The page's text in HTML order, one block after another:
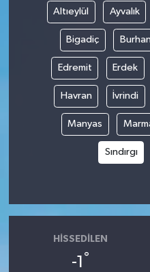
Altıeylül Ayvalık
Bigadiç
Edremit Erdek
Havran İvrindi
Manyas
Sındırgı
HISSEDILEN
-1 °